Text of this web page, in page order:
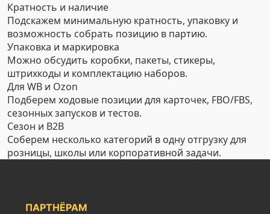
Кратность и наличие
Подскажем минимальную кратность, упаковку и
возможность собрать позицию в партию.
Упаковка и маркировка
Можно обсудить коробки, пакеты, стикеры,
штрихкоды и комплектацию наборов.
Для WB и Ozon
Подберем ходовые позиции для карточек, FBO/FBS,
сезонных запусков и тестов.
Сезон и B2B
Соберем несколько категорий в одну отгрузку для
розницы, школы или корпоративной задачи.
ПАРТНЁРАМ